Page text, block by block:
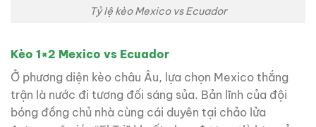
Tỷ lệ kèo Mexico vs Ecuador
Kèo 1×2 Mexico vs Ecuador
Ở phương diện kèo châu Âu, lựa chọn Mexico thắng
trận là nước đi tương đối sáng sủa. Bản lĩnh của đội
bóng đồng chủ nhà cùng cái duyên tại chảo lửa